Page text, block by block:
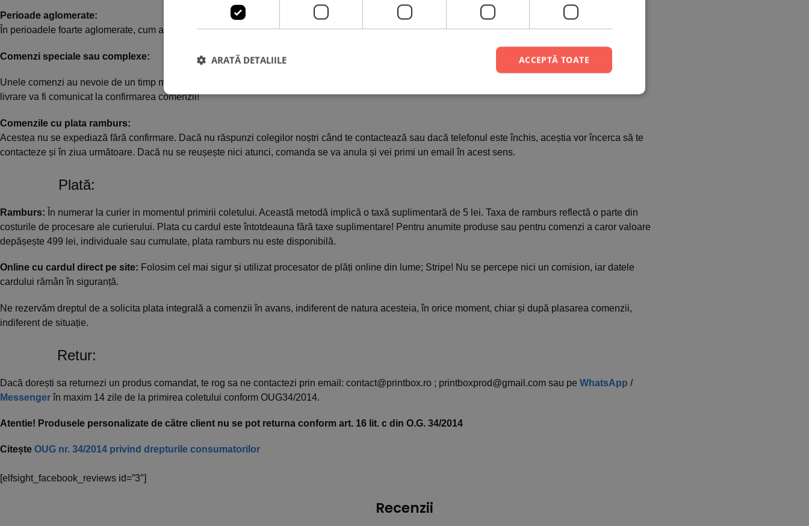
Perioade aglomerate:
În perioadele foarte aglomerate, cum ar fi cele din preajma sărbătorilor și nu numai, timpii de confirmare și livrare a comenzilor se pot prelungi.
Comenzi speciale sau complexe:
Unele comenzi au nevoie de un timp mai mare de producție în funcție de complexitatea personalizării sau cantitatea de produse comandate. Timpul de
livrare va fi comunicat la confirmarea comenzii!
Comenzile cu plata ramburs:
Acestea nu se expediază fără confirmare. Dacă nu răspunzi colegilor noștri când te contactează sau dacă telefonul este închis, aceștia vor încerca să te
contacteze și în ziua următoare. Dacă nu se reușește nici atunci, comanda se va anula și vei primi un email în acest sens.
Plată:
Ramburs: În numerar la curier in momentul primirii coletului. Această metodă implică o taxă suplimentară de 5 lei. Taxa de ramburs reflectă o parte din
costurile de procesare ale curierului. Plata cu cardul este întotdeauna fără taxe suplimentare! Pentru anumite produse sau pentru comenzi a caror valoare
depășește 499 lei, individuale sau cumulate, plata ramburs nu este disponibilă.
Online cu cardul direct pe site: Folosim cel mai sigur și utilizat procesator de plăți online din lume; Stripe! Nu se percepe nici un comision, iar datele
cardului rămân în siguranță.
Ne rezervăm dreptul de a solicita plata integrală a comenzii în avans, indiferent de natura acesteia, în orice moment, chiar și după plasarea comenzii,
indiferent de situație.
Retur:
Dacă dorești sa returnezi un produs comandat, te rog sa ne contactezi prin email: contact@printbox.ro ; printboxprod@gmail.com sau pe WhatsApp /
Messenger în maxim 14 zile de la primirea coletului conform OUG34/2014.
Atentie! Produsele personalizate de către client nu se pot returna conform art. 16 lit. c din O.G. 34/2014
Citește OUG nr. 34/2014 privind drepturile consumatorilor
[elfsight_facebook_reviews id=”3″]
Recenzii
ACCEPTĂ TOATE
ARATĂ DETALIILE